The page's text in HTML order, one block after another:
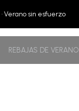
· Verano sin esfuerzo
REBAJAS DE VERANO